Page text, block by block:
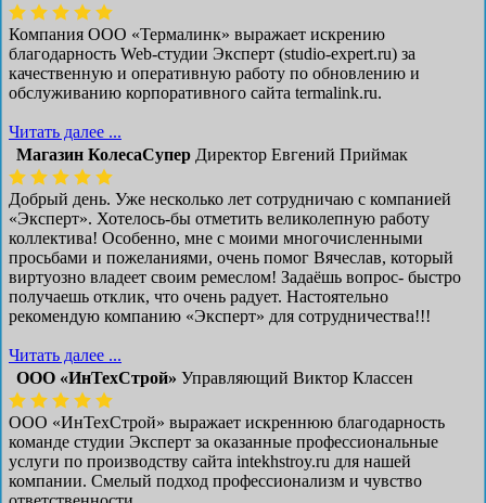
Компания ООО «Термалинк» выражает искрению
благодарность Web-студии Эксперт (studio-expert.ru) за
качественную и оперативную работу по обновлению и
обслуживанию корпоративного сайта termalink.ru.
Читать далее ...
Магазин КолесаСупер Директор ​Евгений Приймак
Добрый день. Уже несколько лет сотрудничаю с компанией
«Эксперт». Хотелось-бы отметить великолепную работу
коллектива! Особенно, мне с моими многочисленными
просьбами и пожеланиями, очень помог Вячеслав, который
виртуозно владеет своим ремеслом! Задаёшь вопрос- быстро
получаешь отклик, что очень радует. Настоятельно
рекомендую компанию «Эксперт» для сотрудничества!!!
Читать далее ...
ООО «ИнТехСтрой» Управляющий Виктор Классен
ООО «ИнТехСтрой» выражает искреннюю благодарность
команде студии Эксперт за оказанные профессиональные
услуги по производству сайта intekhstroy.ru для нашей
компании. Смелый подход профессионализм и чувство